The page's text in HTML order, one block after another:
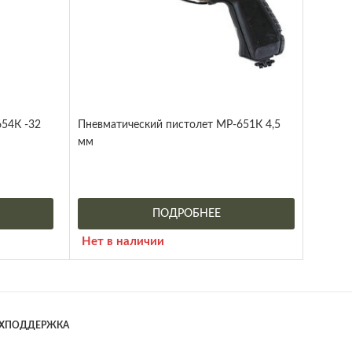
-32
Пневматический пистолет МР-651К 4,5
мм
ПОДРОБНЕЕ
Нет в наличии